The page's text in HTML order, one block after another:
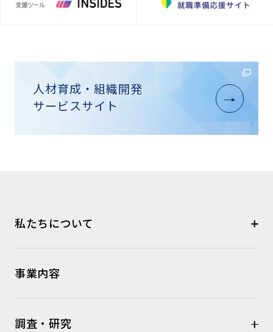
人材育成・組織開発
サービスサイト
私たちについて
事業内容
調査・研究